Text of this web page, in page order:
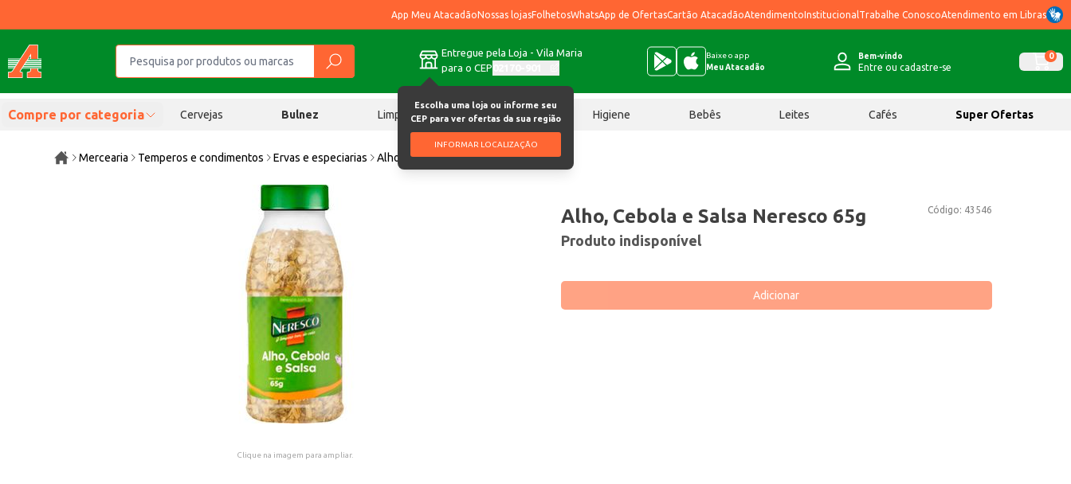
App Meu AtacadãoNossas lojasFolhetosWhatsApp de OfertasCartão AtacadãoAtendimentoInstitucional Trabalhe ConoscoAtendimento em Libras
Entregue pela Loja - Vila Maria
para o CEP
Escolha uma loja ou informe seu
CEP para ver ofertas da sua região
INFORMAR LOCALIZAÇÃO
Baixe o app
Meu Atacadão
Bem-vindo
Entre ou cadastre-se
0
Compre por categoria Cervejas Bulnez Limpeza Chocolates Higiene Bebês Leites Cafés Super Ofertas
Mercearia Temperos e condimentos Ervas e especiarias Alho, Cebola e Salsa Neresco 65g
Clique na imagem para ampliar.
Código: 43546
Alho, Cebola e Salsa Neresco 65g
Produto indisponível
Adicionar